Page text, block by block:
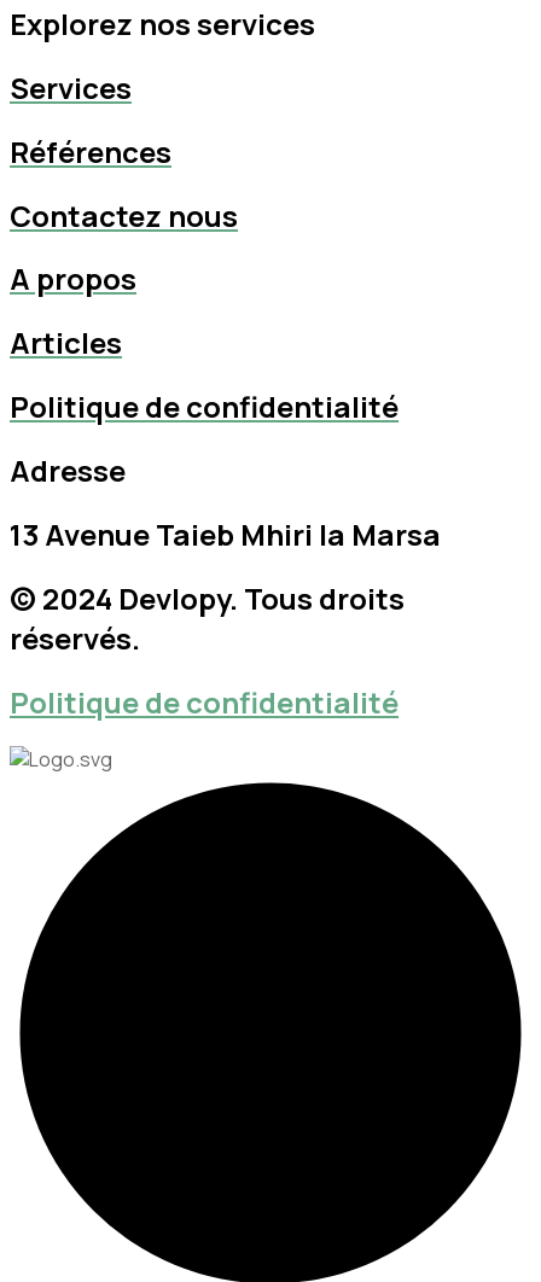
Explorez nos services
Services
Références
Contactez nous
A propos
Articles
Politique de confidentialité
Adresse
13 Avenue Taieb Mhiri la Marsa
© 2024 Devlopy. Tous droits
réservés.
Politique de confidentialité